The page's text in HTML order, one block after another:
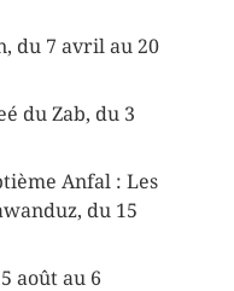
du 7 avril au 20
du Zab, du 3
Anfal : Les
du 15
août au 6